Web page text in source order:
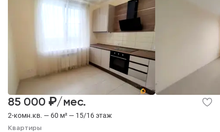
2-комн.кв. — 60 м² — 15/16 этаж
Квартиры
85 000 ₽/мес.